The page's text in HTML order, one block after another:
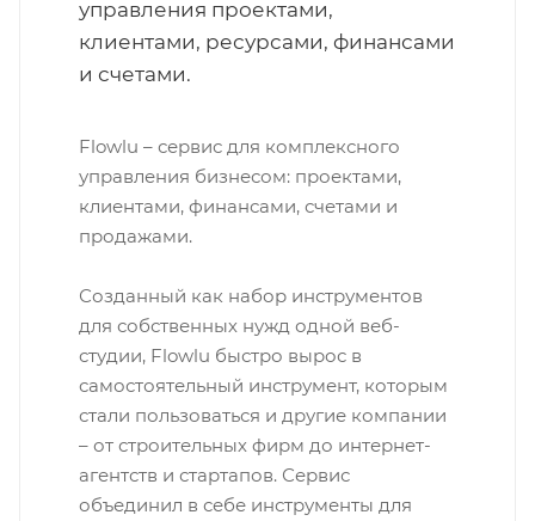
управления проектами,
клиентами, ресурсами, финансами
и счетами.
Flowlu – сервис для комплексного
управления бизнесом: проектами,
клиентами, финансами, счетами и
продажами.
Созданный как набор инструментов
для собственных нужд одной веб-
студии, Flowlu быстро вырос в
самостоятельный инструмент, которым
стали пользоваться и другие компании
– от строительных фирм до интернет-
агентств и стартапов. Сервис
объединил в себе инструменты для